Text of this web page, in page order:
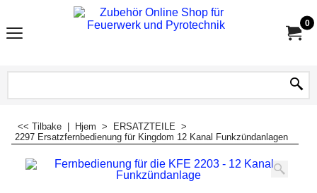
0
<< Tilbake Hjem > ERSATZTEILE >
2297 Ersatzfernbedienung für Kingdom 12 Kanal Funkzündanlagen